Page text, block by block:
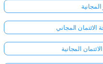
الائتمان المجاني
المجانية